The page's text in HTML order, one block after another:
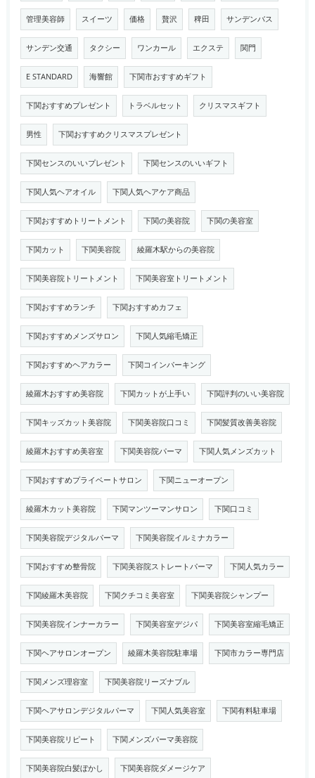
管理美容師 スイーツ 価格 贅沢 稗田 サンデンバス
サンデン交通 タクシー ワンカール エクステ 関門
E STANDARD 海響館 下関市おすすめギフト
下関おすすめプレゼント トラベルセット クリスマスギフト
男性 下関おすすめクリスマスプレゼント
下関センスのいいプレゼント 下関センスのいいギフト
下関人気ヘアオイル 下関人気ヘアケア商品
下関おすすめトリートメント 下関の美容院 下関の美容室
下関カット 下関美容院 綾羅木駅からの美容院
下関美容院トリートメント 下関美容室トリートメント
下関おすすめランチ 下関おすすめカフェ
下関おすすめメンズサロン 下関人気縮毛矯正
下関おすすめヘアカラー 下関コインパーキング
綾羅木おすすめ美容院 下関カットが上手い 下関評判のいい美容院
下関キッズカット美容院 下関美容院口コミ 下関髪質改善美容院
綾羅木おすすめ美容室 下関美容院パーマ 下関人気メンズカット
下関おすすめプライベートサロン 下関ニューオープン
綾羅木カット美容院 下関マンツーマンサロン 下関口コミ
下関美容院デジタルパーマ 下関美容院イルミナカラー
下関おすすめ整骨院 下関美容院ストレートパーマ 下関人気カラー
下関綾羅木美容院 下関クチコミ美容室 下関美容院シャンプー
下関美容院インナーカラー 下関美容室デジパ 下関美容室縮毛矯正
下関ヘアサロンオープン 綾羅木美容院駐車場 下関市カラー専門店
下関メンズ理容室 下関美容院リーズナブル
下関ヘアサロンデジタルパーマ 下関人気美容室 下関有料駐車場
下関美容院リピート 下関メンズパーマ美容院
下関美容院白髪ぼかし 下関美容院ダメージケア